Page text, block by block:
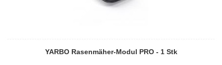
YARBO Rasenmäher-Modul PRO - 1 Stk